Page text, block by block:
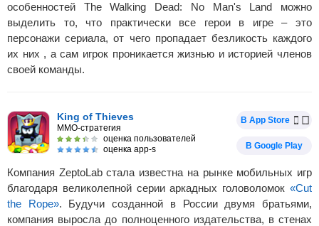
особенностей The Walking Dead: No Man's Land можно
выделить то, что практически все герои в игре – это
персонажи сериала, от чего пропадает безликость каждого
их них , а сам игрок проникается жизнью и историей членов
своей команды.
King of Thieves
MMO-стратегия
оценка пользователей
оценка app-s
В App Store
В Google Play
Компания ZeptoLab стала известна на рынке мобильных игр
благодаря великолепной серии аркадных головоломок «Cut
the Rope». Будучи созданной в России двумя братьями,
компания выросла до полноценного издательства, в стенах